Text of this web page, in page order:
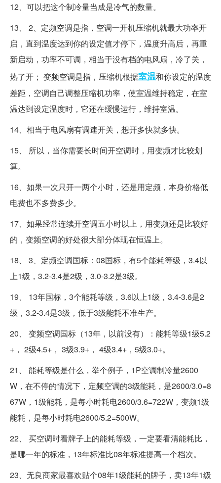
12、可以把这个制冷量当成是冷气的数量。
13、 2、定频空调是指，空调一开机压缩机就最大功率开
启，直到温度达到你的设定值才停下，温度升高后，再重
新启动，功率不可调，相当于没有档的电风扇，冷了关，
热了开； 变频空调是指，压缩机根据室温和你设定的温度
差距，空调自己调整压缩机功率，使室温维持稳定，在室
温达到设定温度时，它还在缓慢运行，维持室温。
14、相当于电风扇有调速开关，想开多快就多快。
15、 所以，当你需要长时间开空调时，用变频才比较划
算。
16、如果一次只开一两个小时，还是用定频，本身价格低
电费也不多费多少。
17、如果经常连续开空调五小时以上，用变频还是比较好
的，变频空调的好处很大部分体现在恒温上。
18、 3、定频空调国标：08国标，有5个能耗等级，3.4以
上1级，3.2-3.4是2级，3.0-3.2是3级。
19、 13年国标，3个能耗等级，3.6以上1级，3.4-3.6是2
级，3.2-3.4是3级，低于3级能耗不准生产。
20、 变频空调国标（13年，以前没有）：能耗等级1级5.2
+， 2级4.5+， 3级3.9+， 4级3.4+，5级3.0+。
21、 能耗等级是什么，举个例子，1P空调制冷量2600
W，在不停的情况下，定频空调的3级能耗，是2600/3.0=8
67W，1级能耗，是每小时耗电2600/3.6=722W，变频1级
能耗，是每小时耗电2600/5.2=500W。
22、 买空调时看牌子上的能耗等级，一定要看清能耗比，
是哪一年的标准，13年标准比08年标准提高一个档次。
23、无良商家最喜欢贴个08年1级能耗的牌子，卖13年1级